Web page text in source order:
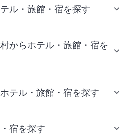
ル・旅館・宿を探す
からホテル・旅館・宿を
テル・旅館・宿を探す
宿を探す